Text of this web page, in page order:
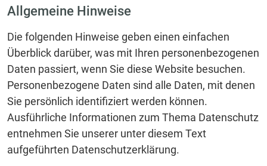
Allgemeine Hinweise
Die folgenden Hinweise geben einen einfachen
Überblick darüber, was mit Ihren personenbezogenen
Daten passiert, wenn Sie diese Website besuchen.
Personenbezogene Daten sind alle Daten, mit denen
Sie persönlich identifiziert werden können.
Ausführliche Informationen zum Thema Datenschutz
entnehmen Sie unserer unter diesem Text
aufgeführten Datenschutzerklärung.